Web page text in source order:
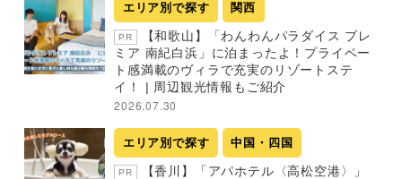
エリア別で探す 関西
PR
【和歌山】「わんわんパラダイス プレ
ミア 南紀白浜」に泊まったよ！プライベー
ト感満載のヴィラで充実のリゾートステ
イ！ | 周辺観光情報もご紹介
2026.07.30
エリア別で探す 中国・四国
PR
【香川】「アパホテル〈高松空港〉」